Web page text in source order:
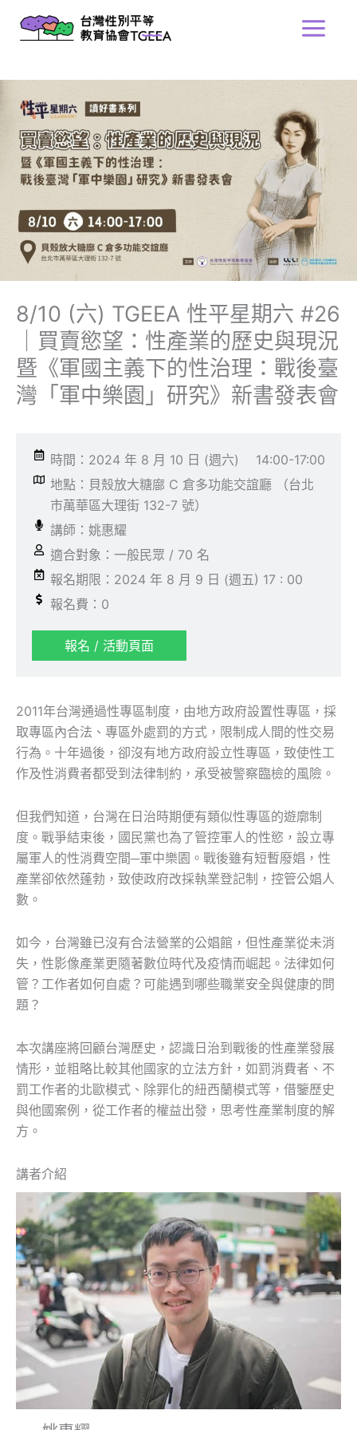
內
Main
8/10 (六) TGEEA 性平星期六 #26
｜買賣慾望：性產業的歷史與現況
暨《軍國主義下的性治理：戰後臺
灣「軍中樂園」研究》新書發表會
時間：2024 年 8 月 10 日 (週六) 14:00-17:00
地點：貝殼放大糖廍 C 倉多功能交誼廳 （台北
市萬華區大理街 132-7 號）
講師：姚惠耀
適合對象：一般民眾 / 70 名
報名期限：2024 年 8 月 9 日 (週五) 17 : 00
報名費：0
報名 / 活動頁面
2011年台灣通過性專區制度，由地方政府設置性專區，採
取專區內合法、專區外處罰的方式，限制成人間的性交易
行為。十年過後，卻沒有地方政府設立性專區，致使性工
作及性消費者都受到法律制約，承受被警察臨檢的風險。
但我們知道，台灣在日治時期便有類似性專區的遊廓制
度。戰爭結束後，國民黨也為了管控軍人的性慾，設立專
屬軍人的性消費空間─軍中樂園。戰後雖有短暫廢娼，性
產業卻依然蓬勃，致使政府改採執業登記制，控管公娼人
數。
如今，台灣雖已沒有合法營業的公娼館，但性產業從未消
失，性影像產業更隨著數位時代及疫情而崛起。法律如何
管？工作者如何自處？可能遇到哪些職業安全與健康的問
題？
本次講座將回顧台灣歷史，認識日治到戰後的性產業發展
情形，並粗略比較其他國家的立法方針，如罰消費者、不
罰工作者的北歐模式、除罪化的紐西蘭模式等，借鑒歷史
與他國案例，從工作者的權益出發，思考性產業制度的解
方。
講者介紹